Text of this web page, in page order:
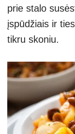
prie stalo
įspūdžiais ir
tikru skoniu.